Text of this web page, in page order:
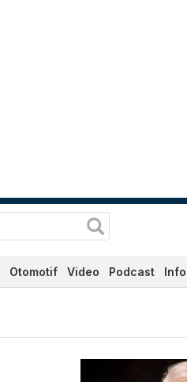
Otomotif Video Podcast Info